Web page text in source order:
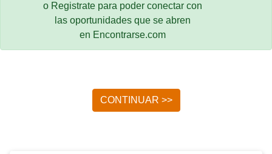
o Registrate para poder conectar con
las oportunidades que se abren
en Encontrarse.com
CONTINUAR >>